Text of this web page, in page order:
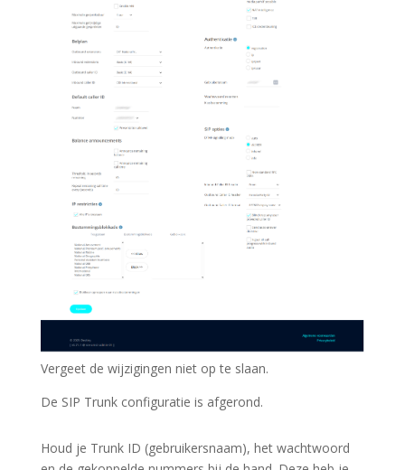
Vergeet de wijzigingen niet op te slaan.
De SIP Trunk configuratie is afgerond.
Houd je Trunk ID (gebruikersnaam), het wachtwoord